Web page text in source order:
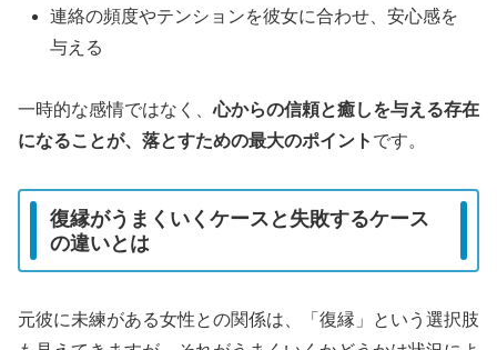
連絡の頻度やテンションを彼女に合わせ、安心感を
与える
一時的な感情ではなく、心からの信頼と癒しを与える存在
になることが、落とすための最大のポイント です。
復縁がうまくいくケースと失敗するケース
の違いとは
元彼に未練がある女性との関係は、「復縁」という選択肢